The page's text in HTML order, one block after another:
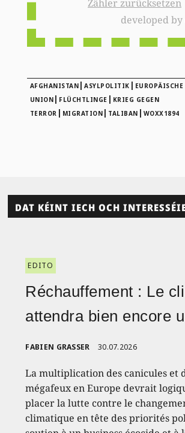
Zähler zurücksetzen
developed by
AFGHANISTAN |ASYLPOLITIK | EUROPÄISCHE
UNION | FLÜCHTLINGE | KRIEG GEGEN
TERROR | MIGRATION | TALIBAN | WOXX1894
DAT KÉINT IECH OCH
EDITO
Réchauffement : Le
attendra bien encore
FABIEN GRASSER 30.07.2026
La multiplication des canicules et
mégafeux en Europe devrait
placer la lutte contre le
climatique en tête des priorités